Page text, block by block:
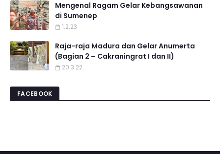
Mengenal Ragam Gelar Kebangsawanan
di Sumenep
1.2.23
Raja-raja Madura dan Gelar Anumerta
(Bagian 2 – Cakraningrat I dan II)
20.3.22
FACEBOOK